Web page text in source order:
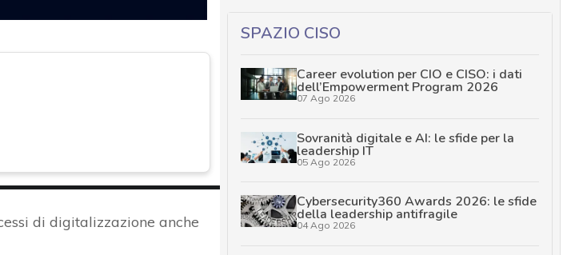
di digitalizzazione anche
SPAZIO CISO
Career evolution per CIO e CISO: i dati
dell’Empowerment Program 2026
07 Ago 2026
Sovranità digitale e AI: le sfide per la
leadership IT
05 Ago 2026
Cybersecurity360 Awards 2026: le sfide
della leadership antifragile
04 Ago 2026